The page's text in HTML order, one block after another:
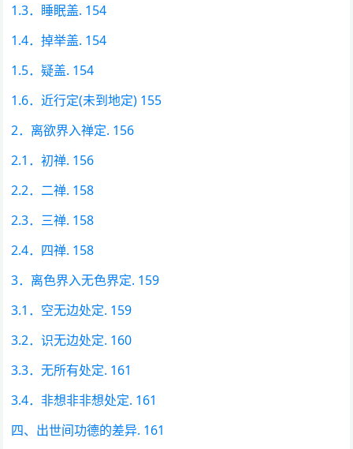
1.3．睡眠盖. 154
1.4．掉举盖. 154
1.5．疑盖. 154
1.6．近行定(未到地定) 155
2．离欲界入禅定. 156
2.1．初禅. 156
2.2．二禅. 158
2.3．三禅. 158
2.4．四禅. 158
3．离色界入无色界定. 159
3.1．空无边处定. 159
3.2．识无边处定. 160
3.3．无所有处定. 161
3.4．非想非非想处定. 161
四、出世间功德的差异. 161